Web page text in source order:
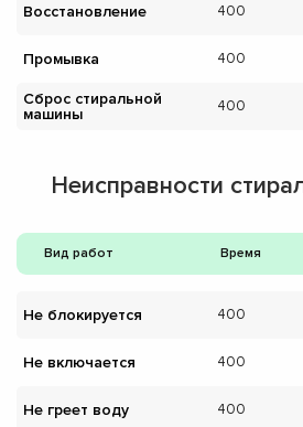
Восстановление 400
Промывка 400
Сброс стиральной
машины
400
Неисправности
Вид работ Время
Не блокируется 400
Не включается 400
Не греет воду 400